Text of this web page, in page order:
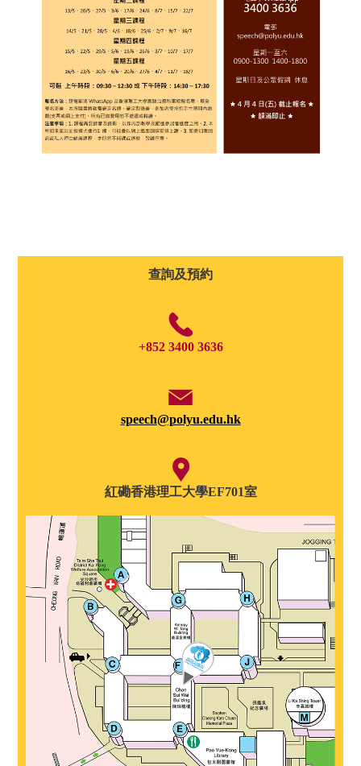
查詢及預約
+852 3400 3636
speech@polyu.edu.hk
紅磡香港理工大學EF701室